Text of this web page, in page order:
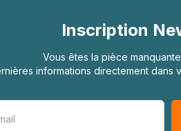
Inscription
Vous êtes la pièce
informations directement dans